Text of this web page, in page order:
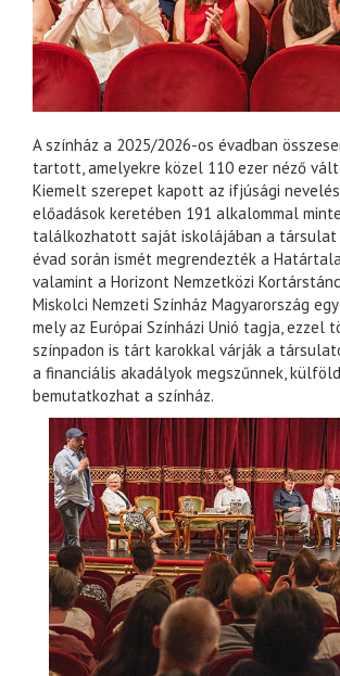
A színház a 2025/2026-os évadban
tartott, amelyekre közel 110 ezer néző
Kiemelt szerepet kapott az ifjúsági
előadások keretében 191 alkalommal
találkozhatott saját iskolájában a társulat
évad során ismét megrendezték a
valamint a Horizont Nemzetközi
Miskolci Nemzeti Színház Magyarország
mely az Európai Színházi Unió tagja, ezzel
színpadon is tárt karokkal várják a
a financiális akadályok megszűnnek,
bemutatkozhat a színház.